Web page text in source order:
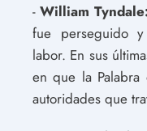
-William
fue perseguido
labor. En sus
en que la Palabra
autoridades que